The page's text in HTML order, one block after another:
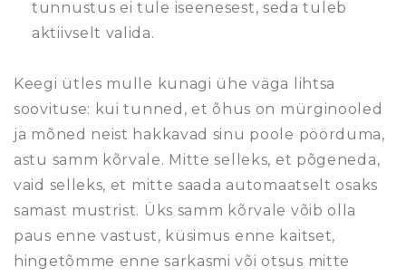
tunnustus ei tule iseenesest, seda tuleb
aktiivselt valida.
Keegi ütles mulle kunagi ühe väga lihtsa
soovituse: kui tunned, et õhus on mürginooled
ja mõned neist hakkavad sinu poole pöörduma,
astu samm kõrvale. Mitte selleks, et põgeneda,
vaid selleks, et mitte saada automaatselt osaks
samast mustrist. Üks samm kõrvale võib olla
paus enne vastust, küsimus enne kaitset,
hingetõmme enne sarkasmi või otsus mitte